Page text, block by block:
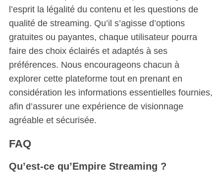
l’esprit la légalité du contenu et les questions de
qualité de streaming. Qu’il s’agisse d’options
gratuites ou payantes, chaque utilisateur pourra
faire des choix éclairés et adaptés à ses
préférences. Nous encourageons chacun à
explorer cette plateforme tout en prenant en
considération les informations essentielles fournies,
afin d’assurer une expérience de visionnage
agréable et sécurisée.
FAQ
Qu’est-ce qu’Empire Streaming ?